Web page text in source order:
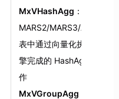
MxVHashAgg ：
MARS2/MARS3/AOCO
表中通过向量化执行引
擎完成的 HashAgg 操
作
MxVGroupAgg